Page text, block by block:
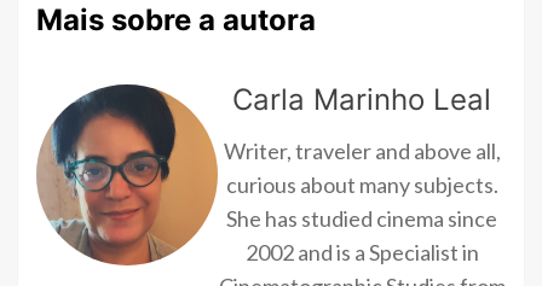
Mais sobre a autora
Carla Marinho Leal
Writer, traveler and above all,
curious about many subjects.
She has studied cinema since
2002 and is a Specialist in